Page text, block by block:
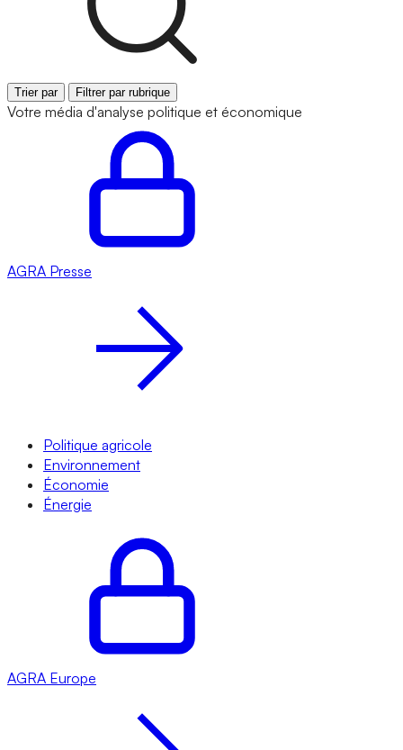
Trier par Filtrer par rubrique
Votre média d'analyse politique et économique
AGRA Presse
Politique agricole
Environnement
Économie
Énergie
AGRA Europe